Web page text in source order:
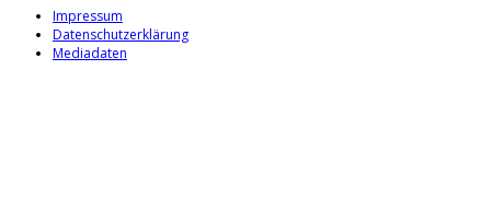
Impressum
Datenschutzerklärung
Mediadaten